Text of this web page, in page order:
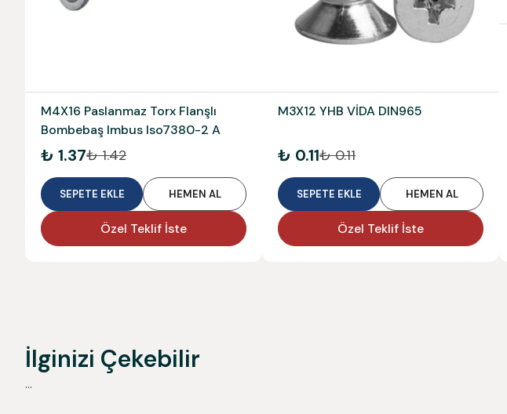
M4X16 Paslanmaz Torx Flanşlı
Bombebaş Imbus Iso7380-2 A
₺ 1.37₺ 1.42
SEPETE EKLE HEMEN AL
Özel Teklif İste
M3X12 YHB VİDA DIN965
₺ 0.11₺ 0.11
SEPETE EKLE HEMEN AL
Özel Teklif İste
İlginizi Çekebilir
...